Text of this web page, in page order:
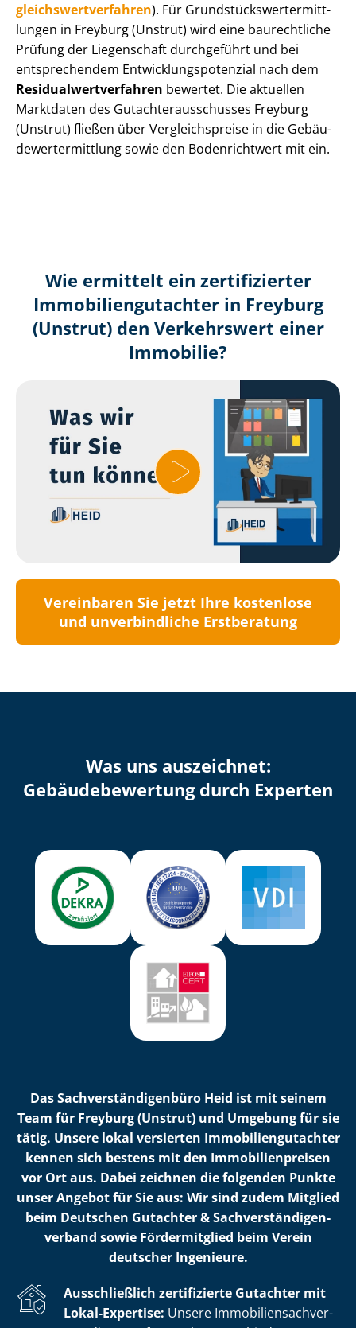
gleichs­wert­ver­fah­ren). Für Grund­stücks­wert­ermitt­
lun­gen in Freyburg (Unstrut) wird eine baurechtliche
Prüfung der Liegenschaft durchgeführt und bei
entsprechendem Ent­wick­lungs­po­ten­zi­al nach dem
Re­si­du­al­wert­ver­fah­ren bewertet. Die aktuellen
Marktdaten des Gut­ach­ter­aus­schus­ses Freyburg
(Unstrut) fließen über Ver­gleichs­prei­se in die Ge­bäu­
de­wert­ermitt­lung sowie den Bodenrichtwert mit ein.
Wie ermittelt ein zertifizierter
Immobilien­gutachter in Freyburg
(Unstrut) den Verkehrswert einer
Immobilie?
Vereinbaren Sie jetzt Ihre kostenlose
und unverbindliche Erstberatung
Was uns auszeichnet:
Ge­bäu­de­be­wer­tung durch Experten
Das Sach­ver­stän­di­gen­bü­ro Heid ist mit seinem
Team für Freyburg (Unstrut) und Umgebung für sie
tätig. Unsere lokal versierten Im­mo­bi­li­en­gut­ach­ter
kennen sich bestens mit den Im­mo­bi­li­en­prei­sen
vor Ort aus. Dabei zeichnen die folgenden Punkte
unser Angebot für Sie aus: Wir sind zudem Mitglied
beim Deutschen Gutachter & Sach­ver­stän­di­gen­
ver­band sowie Fördermitglied beim Verein
deutscher Ingenieure.
Ausschließlich zertifizierte Gutachter mit
Lokal-Expertise: Unsere Im­mo­bi­li­en­sach­ver­